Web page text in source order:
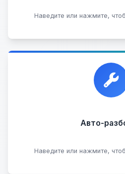
Наведите или нажмите,
Посмотреть
Авто-
Наведите или нажмите,
Прием автомобилей для
любом
Сдать на